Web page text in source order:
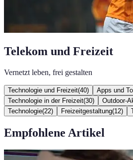
Telekom und Freizeit
Vernetzt leben, frei gestalten
Technologie und Freizeit(40) Apps und
Technologie in der Freizeit(30) Outdoor-
Technologie(22) Freizeitgestaltung(12)
Empfohlene Artikel